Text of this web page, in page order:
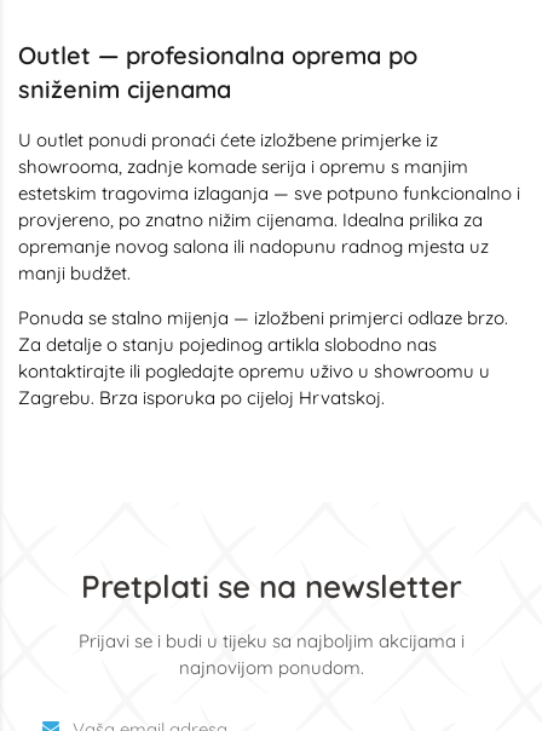
Outlet — profesionalna oprema po
sniženim cijenama
U outlet ponudi pronaći ćete izložbene primjerke iz
showrooma, zadnje komade serija i opremu s manjim
estetskim tragovima izlaganja — sve potpuno funkcionalno i
provjereno, po znatno nižim cijenama. Idealna prilika za
opremanje novog salona ili nadopunu radnog mjesta uz
manji budžet.
Ponuda se stalno mijenja — izložbeni primjerci odlaze brzo.
Za detalje o stanju pojedinog artikla slobodno nas
kontaktirajte ili pogledajte opremu uživo u showroomu u
Zagrebu. Brza isporuka po cijeloj Hrvatskoj.
Pretplati se na newsletter
Prijavi se i budi u tijeku sa najboljim akcijama i
najnovijom ponudom.